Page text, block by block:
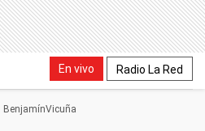
En vivo Radio La Red
BenjamínVicuña